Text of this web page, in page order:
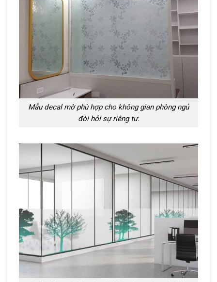
Mẫu decal mờ phù hợp cho không gian phòng ngủ
đòi hỏi sự riêng tư.